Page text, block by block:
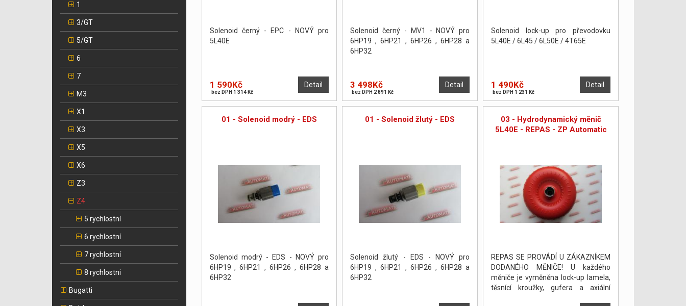
1
3/GT
5/GT
6
7
M3
X1
X3
X5
X6
Z3
Z4
5 rychlostní
6 rychlostní
7 rychlostní
8 rychlostni
Bugatti
Solenoid černý - EPC - NOVÝ pro
5L40E
Detail
1 590Kč
bez DPH 1 314 Kč
Solenoid černý - MV1 - NOVÝ pro
6HP19 , 6HP21 , 6HP26 , 6HP28 a
6HP32
Detail
3 498Kč
bez DPH 2 891 Kč
Solenoid lock-up pro převodovku
5L40E / 6L45 / 6L50E / 4T65E
Detail
1 490Kč
bez DPH 1 231 Kč
01 - Solenoid modrý - EDS
Solenoid modrý - EDS - NOVÝ pro
6HP19 , 6HP21 , 6HP26 , 6HP28 a
6HP32
01 - Solenoid žlutý - EDS
Solenoid žlutý - EDS - NOVÝ pro
6HP19 , 6HP21 , 6HP26 , 6HP28 a
6HP32
03 - Hydrodynamický měnič
5L40E - REPAS - ZP Automatic
REPAS SE PROVÁDÍ U ZÁKAZNÍKEM
DODANÉHO MĚNIČE! U každého
měniče je vyměněna lock-up lamela,
těsnící kroužky, gufera a axiální